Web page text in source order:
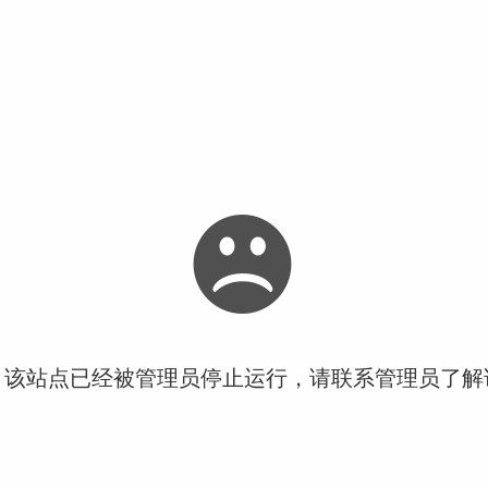
站点已经被管理员停止运行，请联系管理员了